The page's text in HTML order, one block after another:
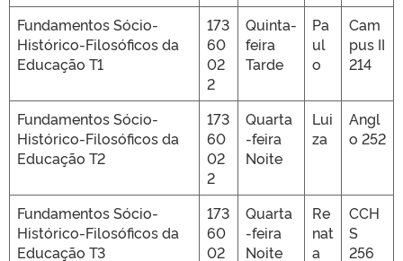
Fundamentos Sócio-
Histórico-Filosóficos da
Educação T1
173
60
02
2
Quinta-
feira
Tarde
Pa
ul
o
Cam
pus II
214
Fundamentos Sócio-
Histórico-Filosóficos da
Educação T2
173
60
02
2
Quarta
-feira
Noite
Lui
za
Angl
o 252
Fundamentos Sócio-
Histórico-Filosóficos da
Educação T3
173
60
02
Quarta
-feira
Noite
Re
nat
a
CCH
S
256